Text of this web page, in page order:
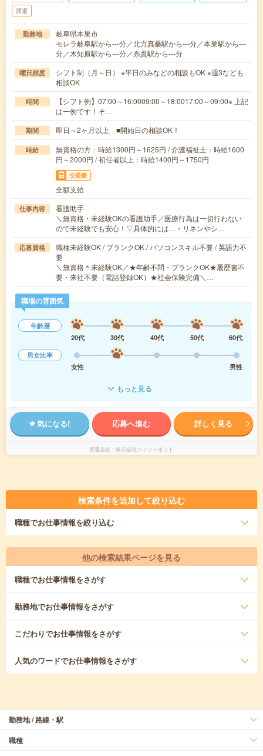
派遣
勤務地
岐阜県本巣市
モレラ岐阜駅から---分／北方真桑駅から---分／本巣駅から---
分／木知原駅から---分／糸貫駅から---分
曜日頻度
シフト制（月～日） ※平日のみなどの相談もOK ※週3なども
相談OK
時間
【シフト例】07:00～16:0009:00～18:0017:00～09:00※ 上記
は一例です！そ…
期間 即日～2ヶ月以上 ■開始日の相談OK！
時給
無資格の方：時給1300円～1625円 / 介護福祉士：時給1600
円～2000円 / 初任者以上：時給1400円～1750円
交通費
全額支給
仕事内容
看護助手
＼無資格・未経験OKの看護助手／医療行為は一切行わない
ので未経験でも安心！▽具体的には…・リネンやシ…
応募資格
職種未経験OK / ブランクOK / パソコンスキル不要 / 英語力不
要
＼無資格＊未経験OK／★年齢不問・ブランクOK★履歴書不
要・来社不要（電話登録OK）★社会保険完備＼…
職場の雰囲気
年齢層
20代
30代 40代 50代
60代
男女比率
女性
男性
もっと見る
気になる! 応募へ進む 詳しく見る
派遣会社 株式会社ニッソーネット
検索条件を追加して絞り込む
職種でお仕事情報を絞り込む
他の検索結果ページを見る
職種でお仕事情報をさがす
勤務地でお仕事情報をさがす
こだわりでお仕事情報をさがす
人気のワードでお仕事情報をさがす
勤務地 / 路線・駅
職種